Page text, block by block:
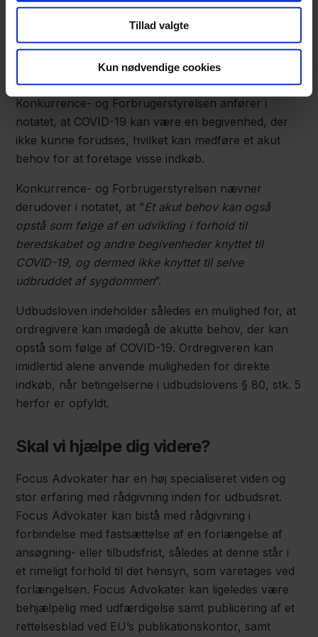
Tillad valgte
Kun nødvendige cookies
begivenhederne og at det akutte behov ikke på
Endelig er det et krav, at det direkte indkøb
begrænses til det strengt nødvendige omfang.
Konkurrence- og Forbrugerstyrelsen anfører i
notatet, at COVID-19 kan være en begivenhed, der
ikke kunne forudses, hvilket kan medføre et akut
behov for at foretage visse indkøb.
Konkurrence- og Forbrugerstyrelsen nævner
derudover i notatet, at ”Et akut behov kan også
opstå som følge af en udvikling i forhold til
beredskabet og andre begivenheder knyttet til
COVID-19, og dermed ikke knyttet til selve
udbruddet af sygdommen”.
Udbudsloven indeholder således en mulighed for, at
ordregivere kan imødegå de akutte behov, der kan
opstå som følge af COVID-19. Ordregiveren kan
imidlertid alene anvende muligheden for direkte
indkøb, når betingelserne i udbudslovens § 80, stk. 5
herfor er opfyldt.
Skal vi hjælpe dig videre?
Focus Advokater har en høj specialiseret viden og
stor erfaring med rådgivning inden for udbudsret.
Focus Advokater kan bistå med rådgivning i
forbindelse med fastsættelse af en forlængelse af
ansøgning- eller tilbudsfrist, således at denne står i
et rimeligt forhold til det hensyn, som varetages ved
forlængelsen. Focus Advokater kan ligeledes være
behjælpelig med udfærdigelse samt publicering af et
rettelsesblad ved EU’s publikationskontor, samt